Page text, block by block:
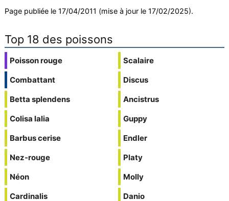
Page publiée le 17/04/2011 (mise à jour le 17/02/2025).
Top 18 des poissons
Poisson rouge
Combattant
Betta splendens
Colisa lalia
Barbus cerise
Nez-rouge
Néon
Cardinalis
Scalaire
Discus
Ancistrus
Guppy
Endler
Platy
Molly
Danio